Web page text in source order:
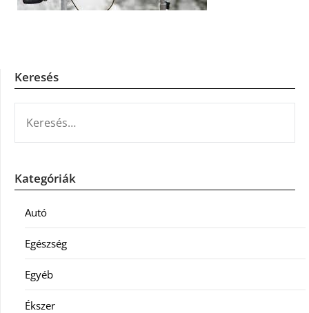
Keresés
Kategóriák
Autó
Egészség
Egyéb
Ékszer